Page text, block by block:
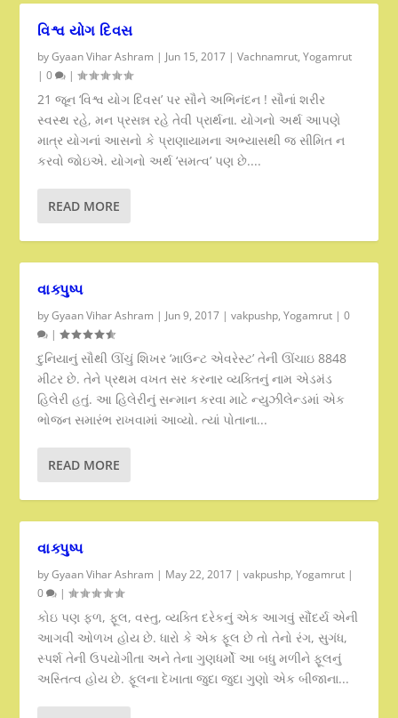
વિશ્વ યોગ દિવસ
byGyaan Vihar Ashram | Jun 15, 2017 |Vachnamrut,Yogamrut
|0 |
21 જૂન ‘વિશ્વ યોગ દિવસ’ પર સૌને અભિનંદન ! સૌનાં શરીર
સ્વસ્થ રહે, મન પ્રસન્ન રહે તેવી પ્રાર્થના. યોગનો અર્થ આપણે
માત્ર યોગનાં આસનો કે પ્રાણાયામના અભ્યાસથી જ સીમિત ન
કરવો જોઇએ. યોગનો અર્થ ‘સમત્વ’ પણ છે....
READ MORE
વાક્પુષ્પ
byGyaan Vihar Ashram | Jun 9, 2017 |vakpushp,Yogamrut |0
|
દુનિયાનું સૌથી ઊંચું શિખર ‘માઉન્ટ એવરેસ્ટ’ તેની ઊંચાઇ 8848
મીટર છે. તેને પ્રથમ વખત સર કરનાર વ્યક્તિનું નામ એડમંડ
હિલેરી હતું. આ હિલેરીનું સન્માન કરવા માટે ન્યુઝીલેન્ડમાં એક
ભોજન સમારંભ રાખવામાં આવ્યો. ત્યાં પોતાના...
READ MORE
વાક્પુષ્પ
byGyaan Vihar Ashram | May 22, 2017 |vakpushp,Yogamrut |
0
|
કોઇ પણ ફળ, ફૂલ, વસ્તુ, વ્યક્તિ દરેકનું એક આગવું સૌંદર્ય એની
આગવી ઓળખ હોય છે. ધારો કે એક ફૂલ છે તો તેનો રંગ, સુગંધ,
સ્પર્શ તેની ઉપયોગીતા અને તેના ગુણધર્મો આ બધુ મળીને ફૂલનું
અસ્તિત્વ હોય છે. ફૂલના દેખાતા જુદા જુદા ગુણો એક બીજાના...